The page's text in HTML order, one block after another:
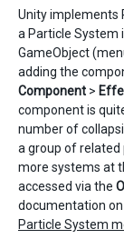
Unity implements
a Particle System
GameObject
adding the
Component >
component is
number of
a group of related
more systems at
accessed via the
documentation
Particle System